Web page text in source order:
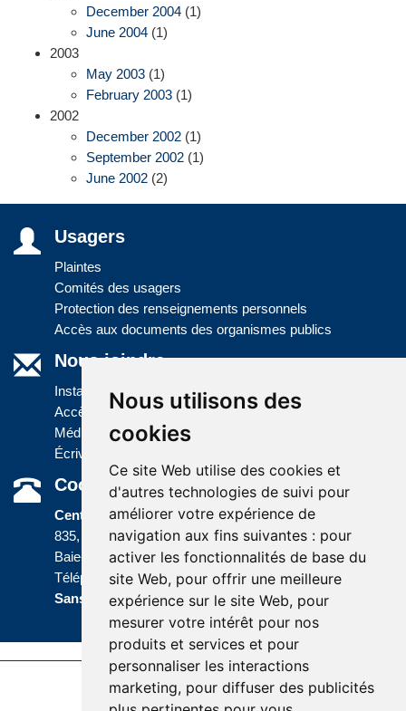
Nous utilisons des
cookies
Ce site Web utilise des cookies et
d'autres technologies de suivi pour
améliorer votre expérience de
navigation aux fins suivantes : pour
activer les fonctionnalités de base du
site Web, pour offrir une meilleure
expérience sur le site Web, pour
mesurer votre intérêt pour nos
produits et services et pour
personnaliser les interactions
marketing, pour diffuser des publicités
December 2004 (1)
June 2004 (1)
2003
May 2003 (1)
February 2003 (1)
2002
December 2002 (1)
September 2002 (1)
June 2002 (2)
Usagers
Plaintes
Comités des usagers
Protection des renseignements personnels
Accès aux documents des organismes publics
Nous joindre
Installations
Accès à l'information
Médias
Écrivez-nous
Coordonnées
Centre administratif
835, boulevard Jolliet
Baie-Comeau (Québec) G5C 1P5
Téléphone :418 589-9845 ou
Sans frais : 1 800 463-5142
Accessibility | Site map |
Terms of Use |